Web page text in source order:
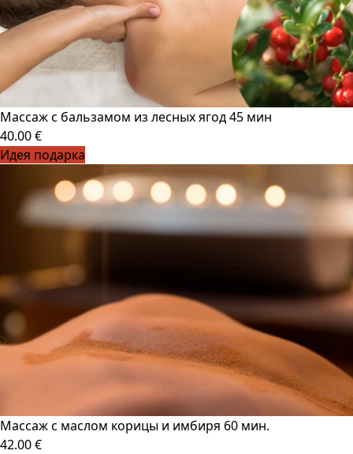
Массаж с бальзамом из лесных ягод 45 мин
40.00 €
Идея подарка
Массаж с маслом корицы и имбиря 60 мин.
42.00 €